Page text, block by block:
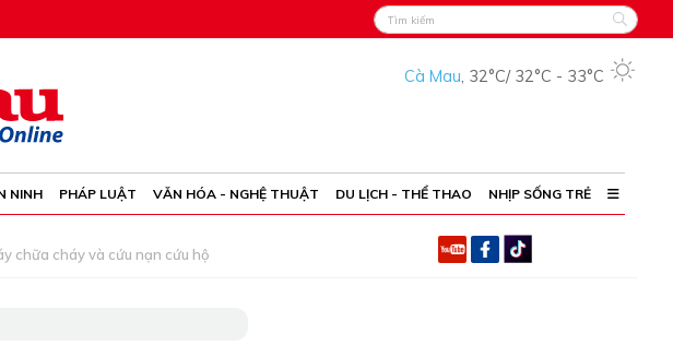
Cà Mau, 32°C/ 32°C - 33°C
NINH PHÁP LUẬT VĂN HÓA - NGHỆ THUẬT DU LỊCH - THỂ THAO NHỊP SỐNG TRẺ
chữa cháy và cứu nạn cứu hộ